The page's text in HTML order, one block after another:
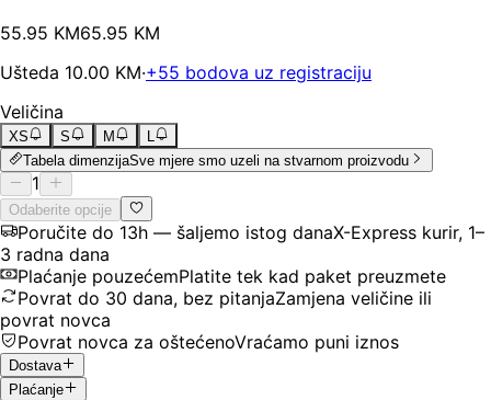
55.95 KM65.95 KM
Ušteda 10.00 KM·+55 bodova uz registraciju
Veličina
XS S M
L
Tabela dimenzijaSve mjere smo uzeli na stvarnom proizvodu
1
Odaberite opcije
Poručite do 13h — šaljemo istog danaX-Express kurir, 1–
3 radna dana
Plaćanje pouzećemPlatite tek kad paket preuzmete
Povrat do 30 dana, bez pitanjaZamjena veličine ili
povrat novca
Povrat novca za oštećenoVraćamo puni iznos
Dostava
Plaćanje